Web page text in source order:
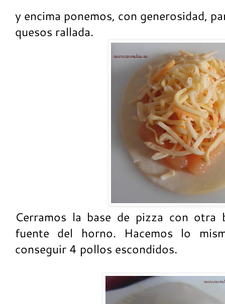
y encima ponemos, con generosidad,
quesos rallada.
Cerramos la base de pizza con otra
fuente del horno. Hacemos lo
conseguir 4 pollos escondidos.